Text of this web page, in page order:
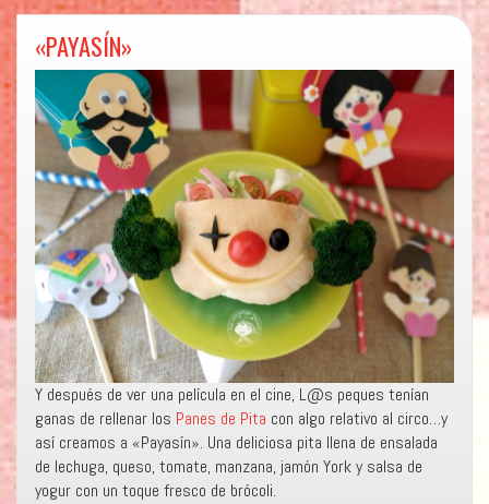
«PAYASÍN»
Y después de ver una película en el cine, L@s peques tenían
ganas de rellenar los Panes de Pita con algo relativo al circo…y
así creamos a «Payasín». Una deliciosa pita llena de ensalada
de lechuga, queso, tomate, manzana, jamón York y salsa de
yogur con un toque fresco de brócoli.